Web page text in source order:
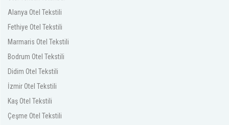
Alanya Otel Tekstili
Fethiye Otel Tekstili
Marmaris Otel Tekstili
Bodrum Otel Tekstili
Didim Otel Tekstili
İzmir Otel Tekstili
Kaş Otel Tekstili
Çeşme Otel Tekstili